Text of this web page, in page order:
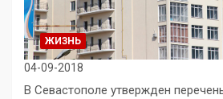
ЖИЗНЬ
04-09-2018
В Севастополе утвержден